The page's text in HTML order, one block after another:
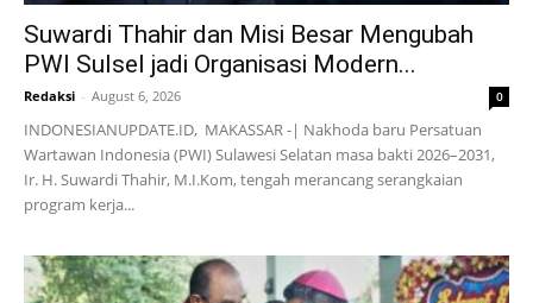
Suwardi Thahir dan Misi Besar Mengubah
PWI Sulsel jadi Organisasi Modern...
Redaksi - August 6, 2026 0
INDONESIANUPDATE.ID, MAKASSAR -| Nakhoda baru Persatuan
Wartawan Indonesia (PWI) Sulawesi Selatan masa bakti 2026–2031,
Ir. H. Suwardi Thahir, M.I.Kom, tengah merancang serangkaian
program kerja...